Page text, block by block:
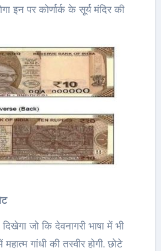
इन पर कोर्णार्क के सूर्य मंदिर की
जो कि देवनागरी भाषा में भी
गांधी की तस्वीर होगी. छोटे